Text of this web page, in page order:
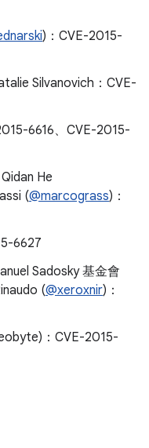
)：CVE-2015-
Silvanovich：CVE-
6616、CVE-2015-
He
(@marcograss)：
6627
Sadosky 基金會
(@xeroxnir)：
：CVE-2015-